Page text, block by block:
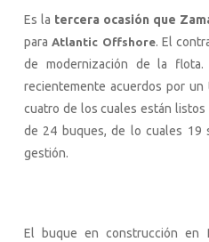
Es la tercera ocasión que
paraAtlantic Offshore. El
de modernización de la flota.
recientemente acuerdos por
cuatro de los cuales están
de 24 buques, de lo cuales 19
gestión.
El buque en construcción en